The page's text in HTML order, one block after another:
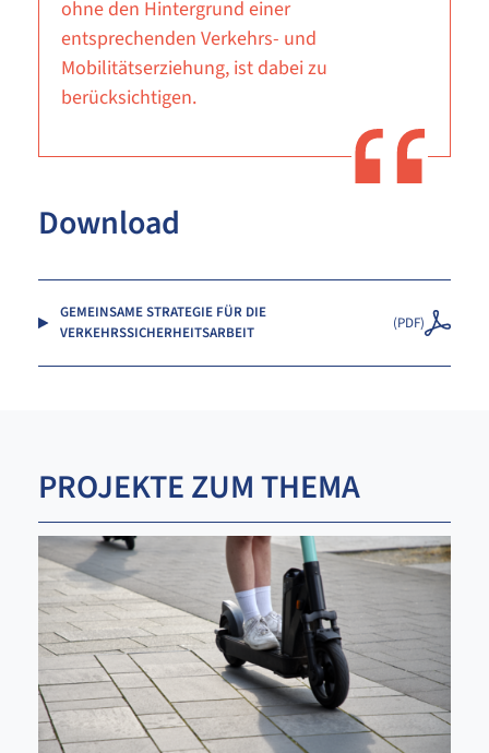
ohne den Hintergrund einer
entsprechenden Verkehrs- und
Mobilitätserziehung, ist dabei zu
berücksichtigen.
Download
GEMEINSAME STRATEGIE FÜR DIE
VERKEHRSSICHERHEITSARBEIT
(PDF)
PROJEKTE ZUM THEMA